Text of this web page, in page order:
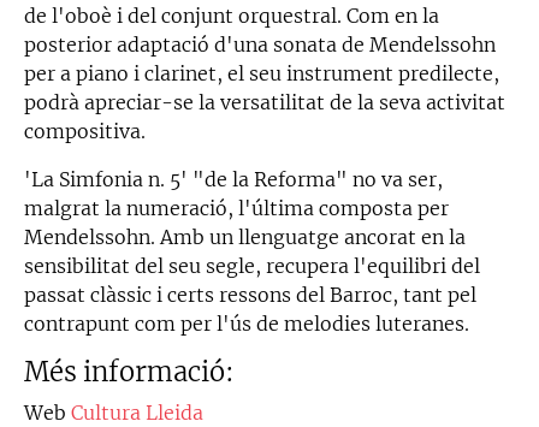
de l'oboè i del conjunt orquestral. Com en la
posterior adaptació d'una sonata de Mendelssohn
per a piano i clarinet, el seu instrument predilecte,
podrà apreciar-se la versatilitat de la seva activitat
compositiva.
'La Simfonia n. 5' "de la Reforma" no va ser,
malgrat la numeració, l'última composta per
Mendelssohn. Amb un llenguatge ancorat en la
sensibilitat del seu segle, recupera l'equilibri del
passat clàssic i certs ressons del Barroc, tant pel
contrapunt com per l'ús de melodies luteranes.
Més informació:
Web Cultura Lleida